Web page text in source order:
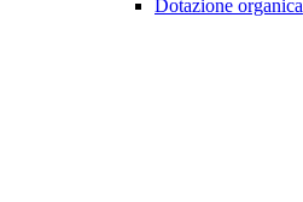
Dotazione organica